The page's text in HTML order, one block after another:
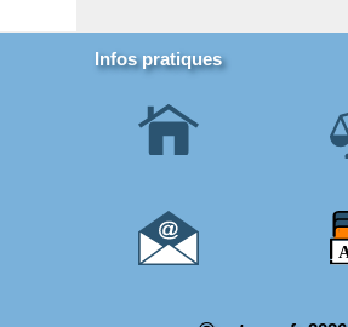
Infos pratiques